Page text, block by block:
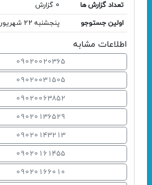
تعداد گزارش ها
0 گزارش
اولین جستوجو
پنجشنبه 22 شهریور 1403
اطلاعات مشابه
09020020365
09020031505
09020063852
09020136529
09020143213
09020161455
09020166010